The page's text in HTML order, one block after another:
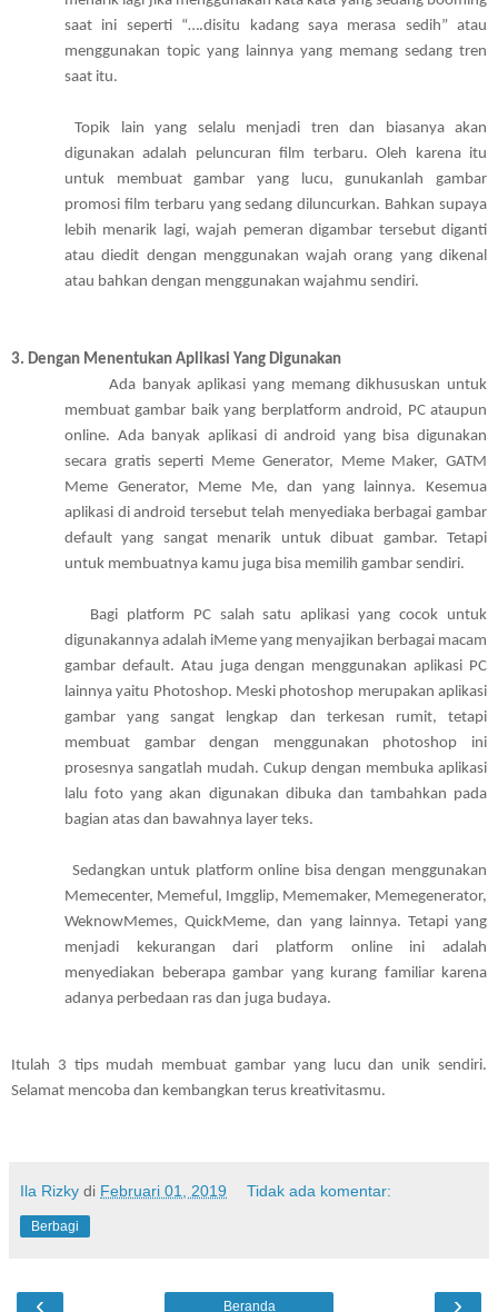
saat ini seperti “….disitu kadang saya merasa sedih” atau
menggunakan topic yang lainnya yang memang sedang tren
saat itu.
Topik lain yang selalu menjadi tren dan biasanya akan
digunakan adalah peluncuran film terbaru. Oleh karena itu
untuk membuat gambar yang lucu, gunukanlah gambar
promosi film terbaru yang sedang diluncurkan. Bahkan supaya
lebih menarik lagi, wajah pemeran digambar tersebut diganti
atau diedit dengan menggunakan wajah orang yang dikenal
atau bahkan dengan menggunakan wajahmu sendiri.
3. Dengan Menentukan Aplikasi Yang Digunakan
membuat gambar baik yang berplatform android, PC ataupun
online. Ada banyak aplikasi di android yang bisa digunakan
secara gratis seperti Meme Generator, Meme Maker, GATM
Meme Generator, Meme Me, dan yang lainnya. Kesemua
aplikasi di android tersebut telah menyediaka berbagai gambar
default yang sangat menarik untuk dibuat gambar. Tetapi
untuk membuatnya kamu juga bisa memilih gambar sendiri.
digunakannya adalah iMeme yang menyajikan berbagai macam
gambar default. Atau juga dengan menggunakan aplikasi PC
lainnya yaitu Photoshop. Meski photoshop merupakan aplikasi
gambar yang sangat lengkap dan terkesan rumit, tetapi
membuat gambar dengan menggunakan photoshop ini
prosesnya sangatlah mudah. Cukup dengan membuka aplikasi
lalu foto yang akan digunakan dibuka dan tambahkan pada
bagian atas dan bawahnya layer teks.
Memecenter, Memeful, Imgglip, Mememaker, Memegenerator,
WeknowMemes, QuickMeme, dan yang lainnya. Tetapi yang
menjadi kekurangan dari platform online ini adalah
menyediakan beberapa gambar yang kurang familiar karena
adanya perbedaan ras dan juga budaya.
Itulah 3 tips mudah membuat gambar yang lucu dan unik sendiri.
Selamat mencoba dan kembangkan terus kreativitasmu.
Ila Rizky di Februari 01, 2019 Tidak ada komentar:
Berbagi
‹ ›
Beranda